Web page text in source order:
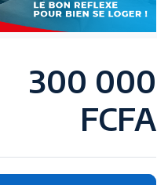
300 000
FCFA